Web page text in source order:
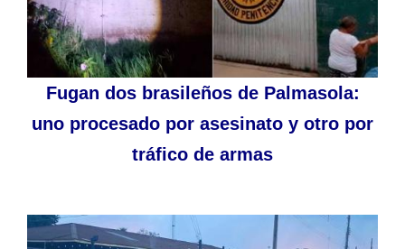
Fugan dos brasileños de Palmasola:
uno procesado por asesinato y otro por
tráfico de armas